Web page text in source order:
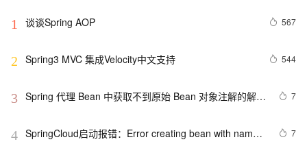
1 谈谈Spring AOP 567
2 Spring3 MVC 集成Velocity中文支持 544
3 Spring 代理 Bean 中获取不到原始 Bean 对象注解的解决
7
4 SpringCloud启动报错：Error creating bean with name
7